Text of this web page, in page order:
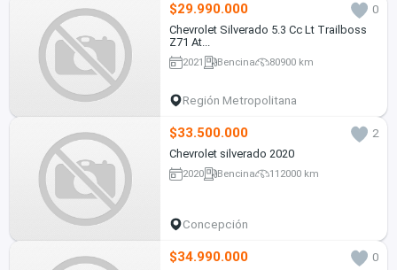
$29.990.000
0
Chevrolet Silverado 5.3 Cc Lt Trailboss
Z71 At...
2021 Bencina 80900 km
Región Metropolitana
$33.500.000
2
Chevrolet silverado 2020
2020 Bencina 112000 km
Concepción
$34.990.000
0